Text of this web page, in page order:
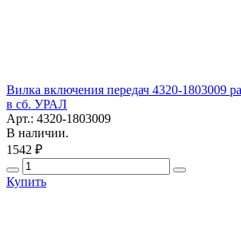
Вилка включения передач 4320-1803009
в сб. УРАЛ
Арт.: 4320-1803009
В наличии.
1542 ₽
Купить